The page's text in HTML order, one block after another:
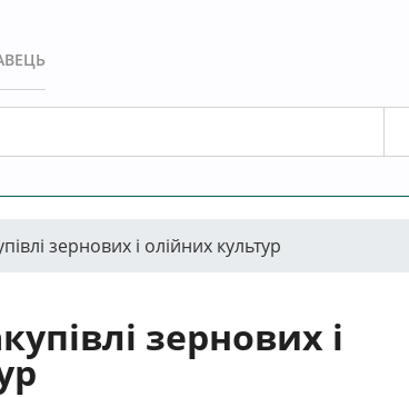
зернових і олійних культур
зернових і